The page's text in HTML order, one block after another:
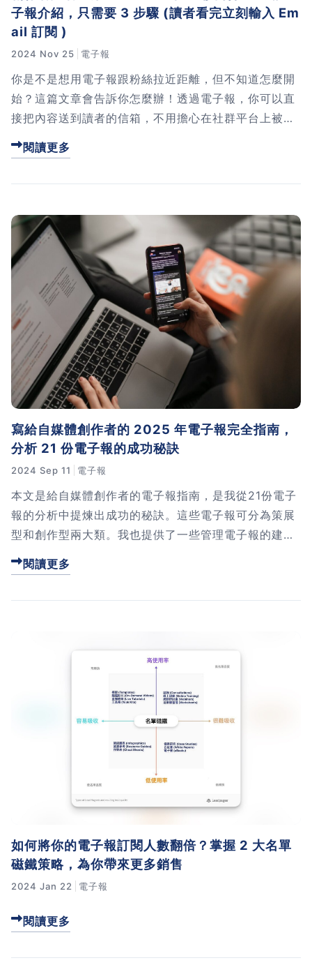
子報介紹，只需要 3 步驟 (讀者看完立刻輸入 Em
ail 訂閱 )
2024 Nov 25 電子報
你是不是想用電子報跟粉絲拉近距離，但不知道怎麼開
始？這篇文章會告訴你怎麼辦！透過電子報，你可以直
接把內容送到讀者的信箱，不用擔心在社群平台上被忽
略。從準備基本資料，到用AI幫你寫草稿，再到調整內
容，這篇文章會一步步教你怎麼做。
閱讀更多
寫給自媒體創作者的 2025 年電子報完全指南，
分析 21 份電子報的成功秘訣
2024 Sep 11 電子報
本文是給自媒體創作者的電子報指南，是我從21份電子
報的分析中提煉出成功的秘訣。這些電子報可分為策展
型和創作型兩大類。我也提供了一些管理電子報的建
你對電子報寫作感興趣，本文將是你的寶貴資源。
閱讀更多
如何將你的電子報訂閱人數翻倍？掌握 2 大名單
磁鐵策略，為你帶來更多銷售
2024 Jan 22 電子報
閱讀更多